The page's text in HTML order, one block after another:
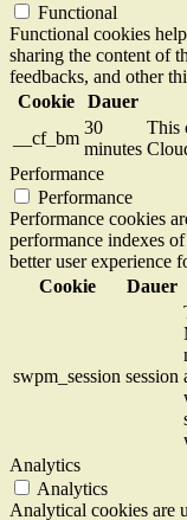
Functional
Functional cookies
sharing the content of
feedbacks, and other
Cookie
Dauer
__cf_bm
30
minutes
This
Performance
Performance
Performance cookies
performance indexes
better user experience
Cookie
Dauer
swpm_session session
Analytics
Analytics
Analytical cookies are